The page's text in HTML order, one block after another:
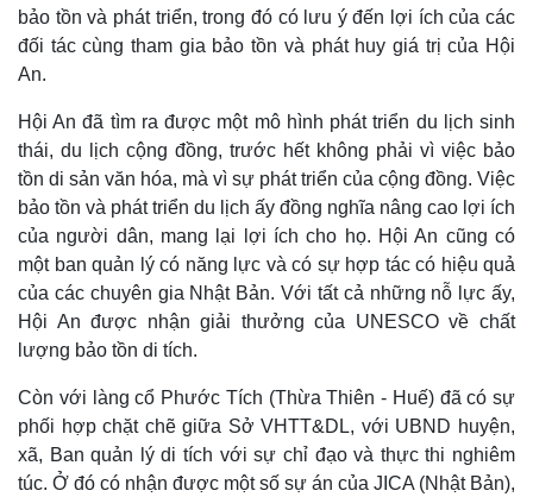
bảo tồn và phát triển, trong đó có lưu ý đến lợi ích của các
đối tác cùng tham gia bảo tồn và phát huy giá trị của Hội
An.
Hội An đã tìm ra được một mô hình phát triển du lịch sinh
thái, du lịch cộng đồng, trước hết không phải vì việc bảo
tồn di sản văn hóa, mà vì sự phát triển của cộng đồng. Việc
bảo tồn và phát triển du lịch ấy đồng nghĩa nâng cao lợi ích
của người dân, mang lại lợi ích cho họ. Hội An cũng có
một ban quản lý có năng lực và có sự hợp tác có hiệu quả
của các chuyên gia Nhật Bản. Với tất cả những nỗ lực ấy,
Hội An được nhận giải thưởng của UNESCO về chất
lượng bảo tồn di tích.
Còn với làng cổ Phước Tích (Thừa Thiên - Huế) đã có sự
phối hợp chặt chẽ giữa Sở VHTT&DL, với UBND huyện,
xã, Ban quản lý di tích với sự chỉ đạo và thực thi nghiêm
túc. Ở đó có nhận được một số sự án của JICA (Nhật Bản),